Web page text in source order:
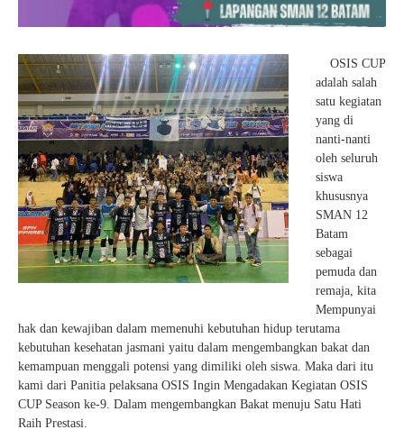
OSIS CUP
adalah salah
satu kegiatan
yang di
nanti-nanti
oleh seluruh
siswa
khususnya
SMAN 12
Batam
sebagai
pemuda dan
remaja, kita
Mempunyai
hak dan kewajiban dalam memenuhi kebutuhan hidup terutama
kebutuhan kesehatan jasmani yaitu dalam mengembangkan bakat dan
kemampuan menggali potensi yang dimiliki oleh siswa. Maka dari itu
kami dari Panitia pelaksana OSIS Ingin Mengadakan Kegiatan OSIS
CUP Season ke-9. Dalam mengembangkan Bakat menuju Satu Hati
Raih Prestasi.